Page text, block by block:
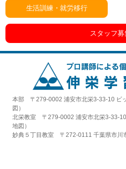
生活訓練・就労移行
スタッフ募
本部 〒279-0002 浦安市北栄3-33-10 ビ
図 ）
北栄教室 〒279-0002 浦安市北栄3-33-
地図 ）
妙典５丁目教室 〒272-0111 千葉県市川